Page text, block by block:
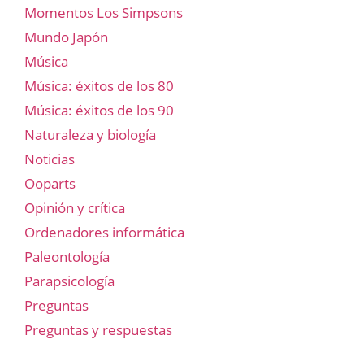
Momentos Los Simpsons
Mundo Japón
Música
Música: éxitos de los 80
Música: éxitos de los 90
Naturaleza y biología
Noticias
Ooparts
Opinión y crítica
Ordenadores informática
Paleontología
Parapsicología
Preguntas
Preguntas y respuestas